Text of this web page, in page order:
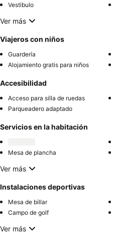
Vestibulo
Ver más
Viajeros con niños
Guardería
Alojamiento gratis para niños
Accesibilidad
Acceso para silla de ruedas
Parqueadero adaptado
Servicios en la habitación
Mesa de plancha
Ver más
Instalaciones deportivas
Mesa de billar
Campo de golf
Ver más